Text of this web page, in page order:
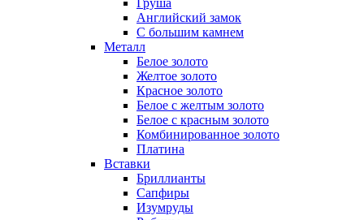
Груша
Английский замок
С большим камнем
Металл
Белое золото
Желтое золото
Красное золото
Белое с желтым золото
Белое с красным золото
Комбинированное золото
Платина
Вставки
Бриллианты
Сапфиры
Изумруды